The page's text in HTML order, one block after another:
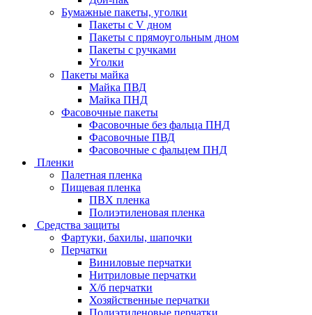
Бумажные пакеты, уголки
Пакеты с V дном
Пакеты с прямоугольным дном
Пакеты с ручками
Уголки
Пакеты майка
Майка ПВД
Майка ПНД
Фасовочные пакеты
Фасовочные без фальца ПНД
Фасовочные ПВД
Фасовочные с фальцем ПНД
Пленки
Палетная пленка
Пищевая пленка
ПВХ пленка
Полиэтиленовая пленка
Средства защиты
Фартуки, бахилы, шапочки
Перчатки
Виниловые перчатки
Нитриловые перчатки
Х/б перчатки
Хозяйственные перчатки